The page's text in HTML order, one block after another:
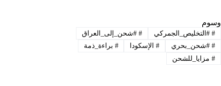
وسوم
##التخليص_الجمركي ##شحن_إلى_العراق
##شحن_بحري #الإسكودا # براءة_ذمة
#مزايا_للشحن